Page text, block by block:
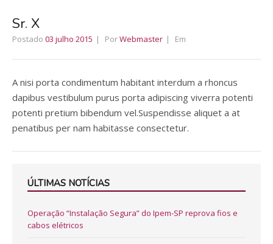
Sr. X
Postado 03 julho 2015 PorWebmaster Em
A nisi porta condimentum habitant interdum a rhoncus
dapibus vestibulum purus porta adipiscing viverra potenti
potenti pretium bibendum vel.Suspendisse aliquet a at
penatibus per nam habitasse consectetur.
ÚLTIMAS NOTÍCIAS
Operação “Instalação Segura” do Ipem-SP reprova fios e
cabos elétricos